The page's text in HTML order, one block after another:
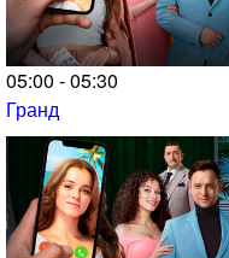
05:00 - 05:30
Гранд